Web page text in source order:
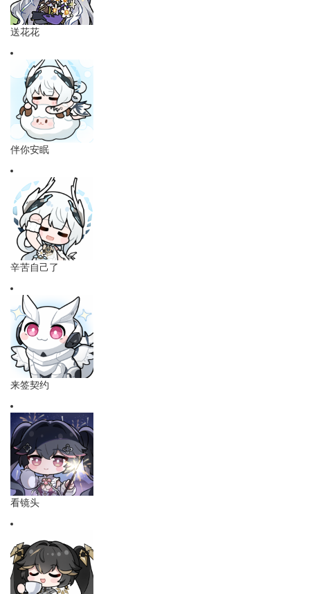
送花花
伴你安眠
辛苦自己了
来签契约
看镜头